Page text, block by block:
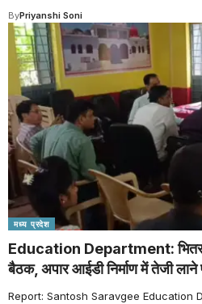
ByPriyanshi Soni
मध्य प्रदेश
Education Department:
बैठक, अपार आईडी निर्माण में तेजी लाने
Report: Santosh Saravgee Education